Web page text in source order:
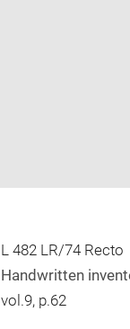
L 482 LR/74 Recto
Handwritten
vol.9, p.62